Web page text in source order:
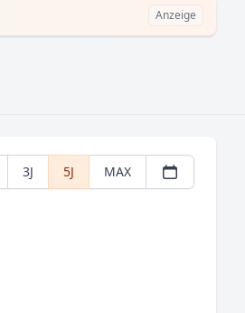
Anzeige
3J 5J MAX